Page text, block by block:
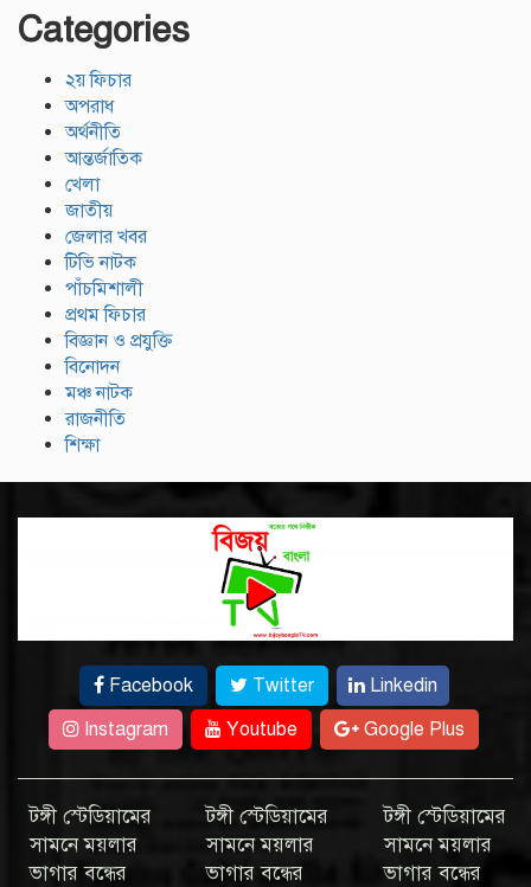
Categories
২য় ফিচার
অপরাধ
অর্থনীতি
আন্তর্জাতিক
খেলা
জাতীয়
জেলার খবর
টিভি নাটক
পাঁচমিশালী
প্রথম ফিচার
বিজ্ঞান ও প্রযুক্তি
বিনোদন
মঞ্চ নাটক
রাজনীতি
শিক্ষা
Facebook Twitter
Linkedin
Instagram
Youtube Google Plus
টঙ্গী স্টেডিয়ামের
সামনে ময়লার
ভাগার বন্ধের
টঙ্গী স্টেডিয়ামের
সামনে ময়লার
ভাগার বন্ধের
টঙ্গী স্টেডিয়ামের
সামনে ময়লার
ভাগার বন্ধের